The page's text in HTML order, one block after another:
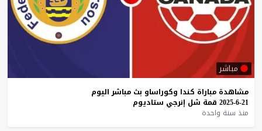
مباشر
مشاهدة مباراة كندا وكوراساو بث مباشر اليوم
21-6-2025
قمة شل إنرجي ستاديوم
منذ سنة واحدة